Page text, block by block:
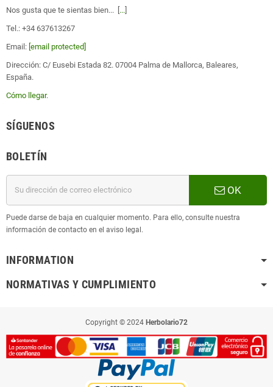
Nos gusta que te sientas bien... [ ...
Tel.: +34 637613267
Email: [email protected]
Dirección: C/ Eusebi Estada 82. 07004 Palma de Mallorca, Baleares,
España.
Cómo llegar.
SÍGUENOS
BOLETÍN
OK
Puede darse de baja en cualquier momento. Para ello, consulte nuestra
información de contacto en el aviso legal.
INFORMATION
NORMATIVAS Y CUMPLIMIENTO
Copyright © 2024 Herbolario72